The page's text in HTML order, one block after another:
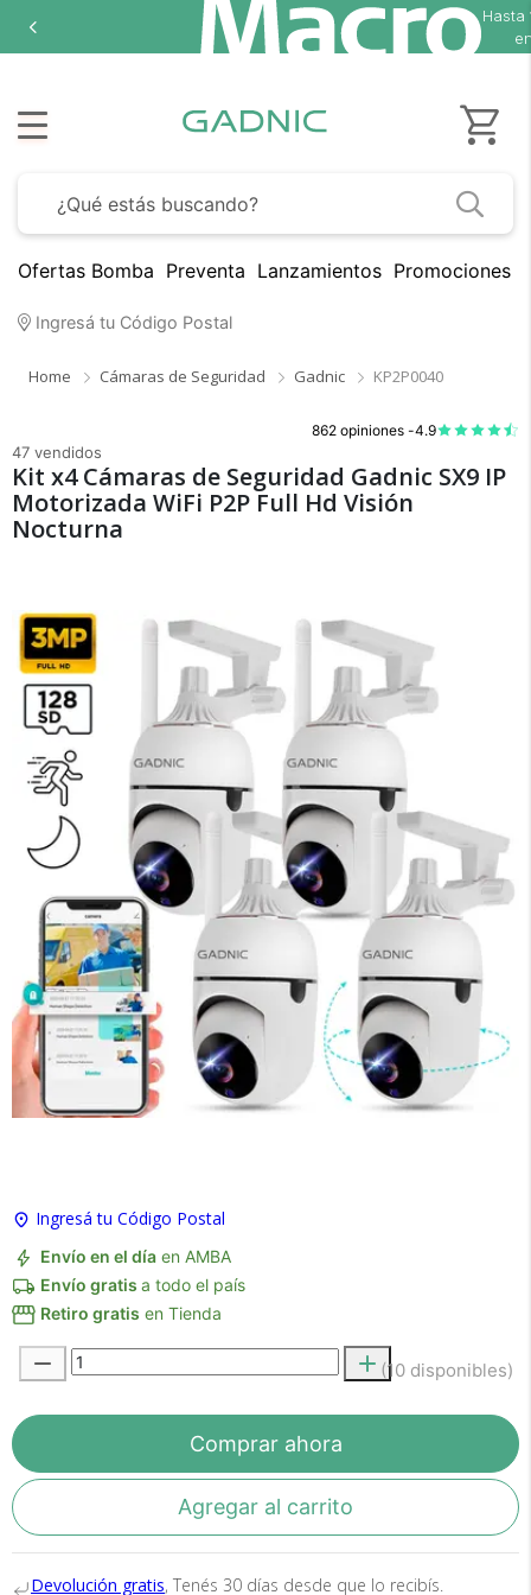
Hasta
Ofertas Bomba Preventa Lanzamientos Promociones
Ingresá tu Código Postal
Home Cámaras de Seguridad Gadnic KP2P0040
862 opiniones -4.9
47 vendidos
Kit x4 Cámaras de Seguridad Gadnic SX9 IP
Motorizada WiFi P2P Full Hd Visión
Nocturna
Ingresá tu Código Postal
Envío en el día en AMBA
Envío gratis a todo el país
Retiro gratis en Tienda
(10 disponibles)
Comprar ahora
Agregar al carrito
Devolución gratis, Tenés 30 días desde que lo recibís.
Medios de Pago ×
te devolvemos tu dinero.
En Bidcom te aseguramos recibir el producto
que esperabas o te devolvemos el 100% de tu
dinero!